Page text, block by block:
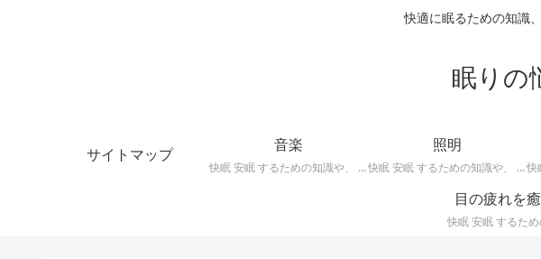
快適に眠るための知識
眠りの
サイトマップ
音楽
快眠 安眠 するための知識や、 枕 、 照明 、 アロマ など、おすすめの グッズ を紹介。 快眠 安眠 のための 音楽 CD の紹介です。 ヒーリングCD リラクゼーションCD インストゥルメンタルCD オルゴールCD ヘミシンクCD α波音楽 など。
照明
快眠 安眠 するための知識や、 枕 、 照明 、 アロマ など、おすすめの グッズ などを紹介。 快眠 安眠 のための 照明 フロアライト テーブルライト デスクライト スタンドライト など。
目の疲れを